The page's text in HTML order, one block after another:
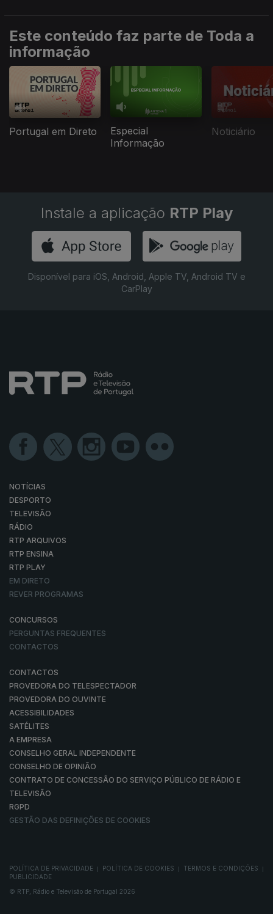
Este conteúdo faz parte de Toda a
informação
Portugal em Direto
Especial
Informação
Noticiário
Instale a aplicação RTP Play
Disponível para iOS, Android, Apple TV, Android TV e
CarPlay
NOTÍCIAS
DESPORTO
TELEVISÃO
RÁDIO
RTP ARQUIVOS
RTP ENSINA
RTP PLAY
EM DIRETO
REVER PROGRAMAS
CONCURSOS
PERGUNTAS FREQUENTES
CONTACTOS
CONTACTOS
PROVEDORA DO TELESPECTADOR
PROVEDORA DO OUVINTE
ACESSIBILIDADES
SATÉLITES
A EMPRESA
CONSELHO GERAL INDEPENDENTE
CONSELHO DE OPINIÃO
CONTRATO DE CONCESSÃO DO SERVIÇO PÚBLICO DE RÁDIO E
TELEVISÃO
RGPD
GESTÃO DAS DEFINIÇÕES DE COOKIES
POLÍTICA DE PRIVACIDADE POLÍTICA DE COOKIES TERMOS E CONDIÇÕES
PUBLICIDADE
© RTP, Rádio e Televisão de Portugal 2026